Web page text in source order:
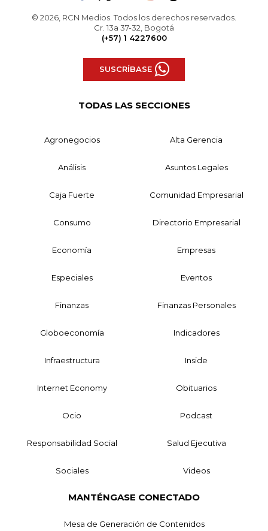
© 2026, RCN Medios. Todos los derechos reservados.
Cr. 13a 37-32, Bogotá
(+57) 1 4227600
SUSCRÍBASE
TODAS LAS SECCIONES
Agronegocios Alta Gerencia
Análisis Asuntos Legales
Caja Fuerte Comunidad Empresarial
Consumo Directorio Empresarial
Economía Empresas
Especiales Eventos
Finanzas Finanzas Personales
Globoeconomía Indicadores
Infraestructura Inside
Internet Economy Obituarios
Ocio Podcast
Responsabilidad Social Salud Ejecutiva
Sociales Videos
MANTÉNGASE CONECTADO
Mesa de Generación de Contenidos